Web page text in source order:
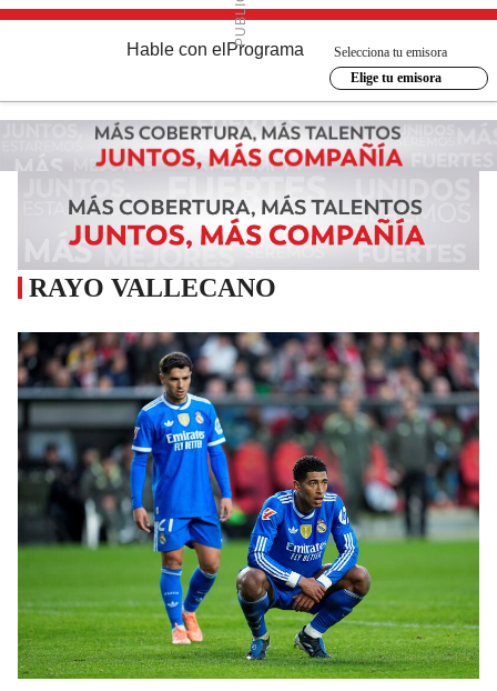
Hable con el Programa
Selecciona tu emisora
Elige tu emisora
RAYO VALLECANO